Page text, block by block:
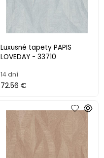
Luxusné tapety PAPIS
LOVEDAY - 33710
14 dní
72.56 €